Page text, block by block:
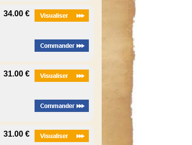
34.00 €
31.00 €
31.00 €